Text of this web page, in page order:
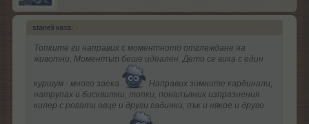
staneli каза: ↑
Топките ги направих с моментното отглеждане на
животни. Моментът беше идеален. Дето се вика с един
куршум - много заека.
Направих зимните кардинали,
натрупах и бисквитки, топки, понапълних изпразнения
килер с рогати овце и други гадинки, пък и някое и друго